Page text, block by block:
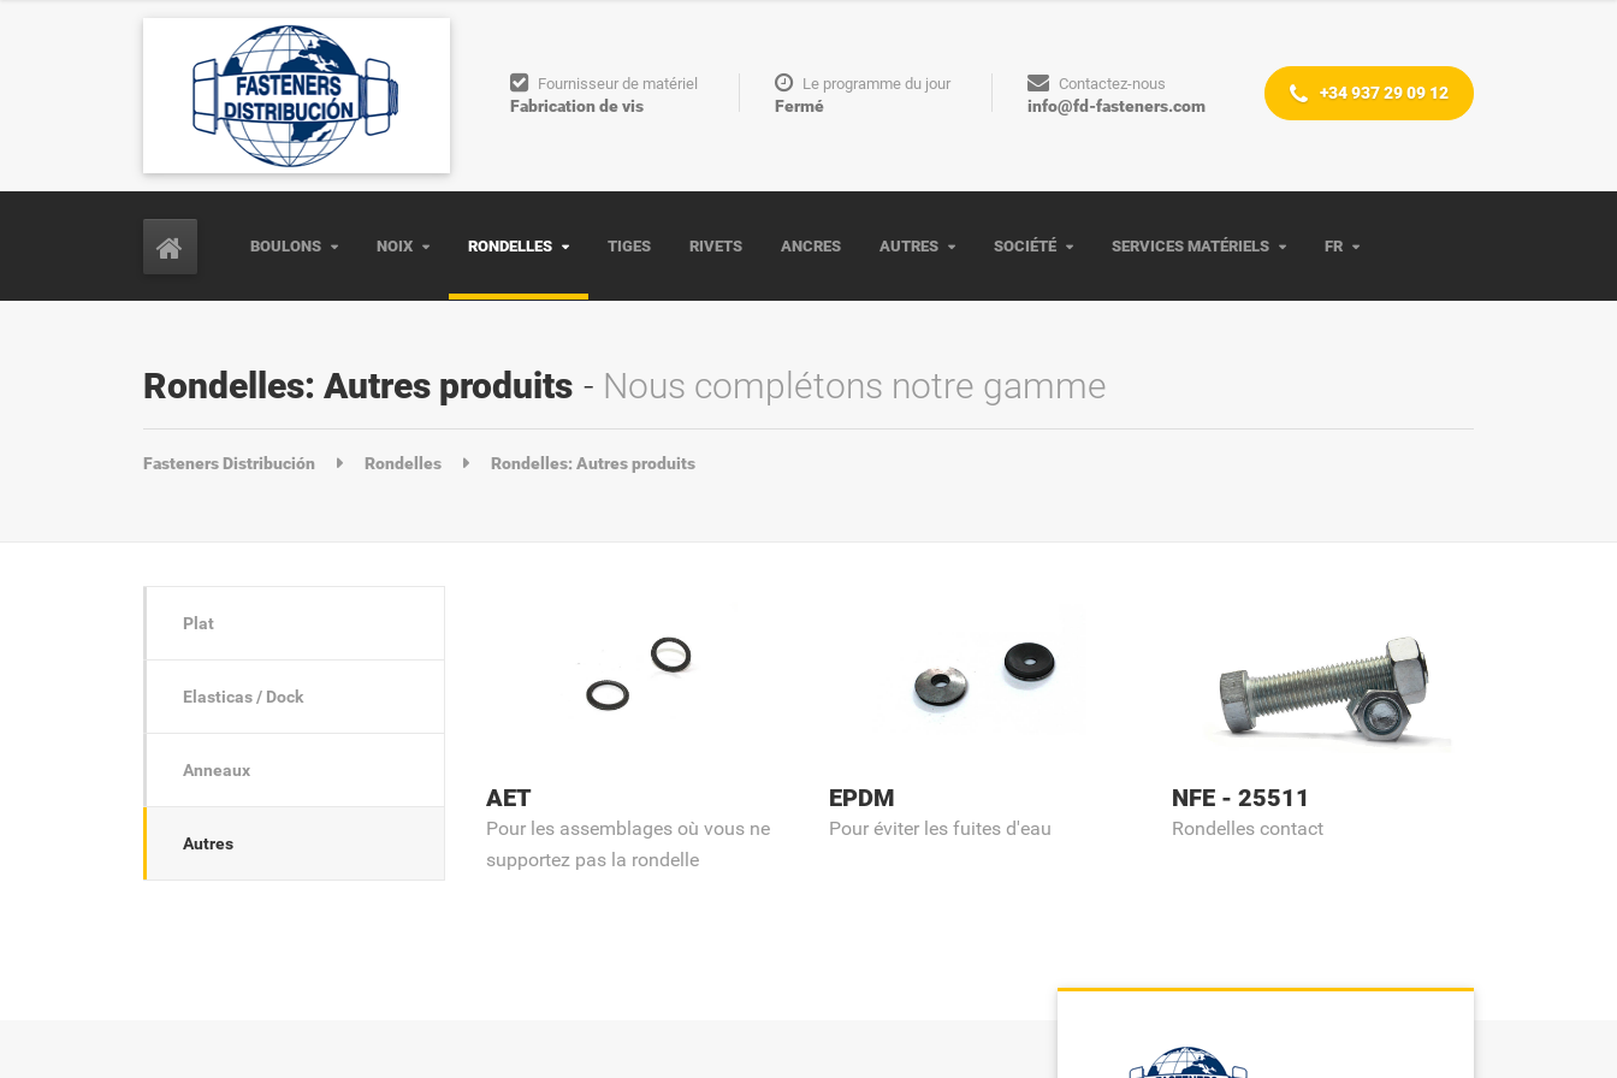
BOULONS NOIX RONDELLES TIGES RIVETS ANCRES AUTRES SOCIÉTÉ SERVICES MATÉRIELS FR
Fournisseur de matériel
Fabrication de vis
Le programme du jour
Fermé
Contactez-nous
info@fd-fasteners.com
+34 937 29 09 12
Rondelles: Autres produits Nous complétons notre gamme
Fasteners Distribución Rondelles Rondelles: Autres produits
AET
Pour les assemblages où vous ne
supportez pas la rondelle
EPDM
Pour éviter les fuites d'eau
NFE - 25511
Rondelles contact
Plat
Elasticas / Dock
Anneaux
Autres